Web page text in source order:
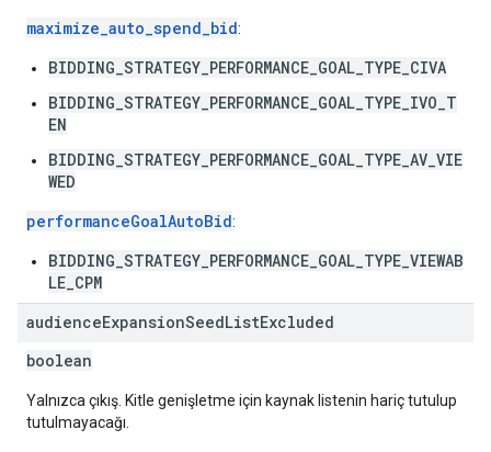
maximize_auto_spend_bid:
BIDDING_STRATEGY_PERFORMANCE_GOAL_TYPE_CIVA
BIDDING_STRATEGY_PERFORMANCE_GOAL_TYPE_IVO_T
EN
BIDDING_STRATEGY_PERFORMANCE_GOAL_TYPE_AV_VIE
WED
performanceGoalAutoBid:
BIDDING_STRATEGY_PERFORMANCE_GOAL_TYPE_VIEWAB
LE_CPM
audienceExpansionSeedListExcluded
boolean
Yalnızca çıkış. Kitle genişletme için kaynak listenin hariç tutulup
tutulmayacağı.